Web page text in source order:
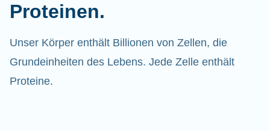
Proteinen.
Unser Körper enthält Billionen von Zellen, die
Grundeinheiten des Lebens. Jede Zelle enthält
Proteine.